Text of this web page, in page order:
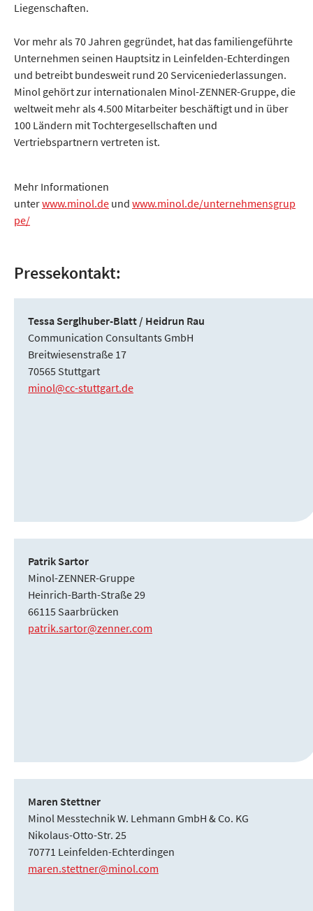
Liegenschaften.
Vor mehr als 70 Jahren gegründet, hat das familiengeführte
Unternehmen seinen Hauptsitz in Leinfelden-Echterdingen
und betreibt bundesweit rund 20 Serviceniederlassungen.
Minol gehört zur internationalen Minol-ZENNER-Gruppe, die
weltweit mehr als 4.500 Mitarbeiter beschäftigt und in über
100 Ländern mit Tochtergesellschaften und
Vertriebspartnern vertreten ist.
Mehr Informationen
unterwww.minol.de und www.minol.de/unternehmensgrup
pe/
Pressekontakt:
Tessa Serglhuber-Blatt / Heidrun Rau
Communication Consultants GmbH
Breitwiesenstraße 17
70565 Stuttgart
minol@cc-stuttgart.de
Patrik Sartor
Minol-ZENNER-Gruppe
Heinrich-Barth-Straße 29
66115 Saarbrücken
patrik.sartor@zenner.com
Maren Stettner
Minol Messtechnik W. Lehmann GmbH & Co. KG
Nikolaus-Otto-Str. 25
70771 Leinfelden-Echterdingen
maren.stettner@minol.com